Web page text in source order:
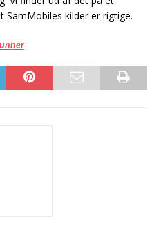
kilder er rigtige.